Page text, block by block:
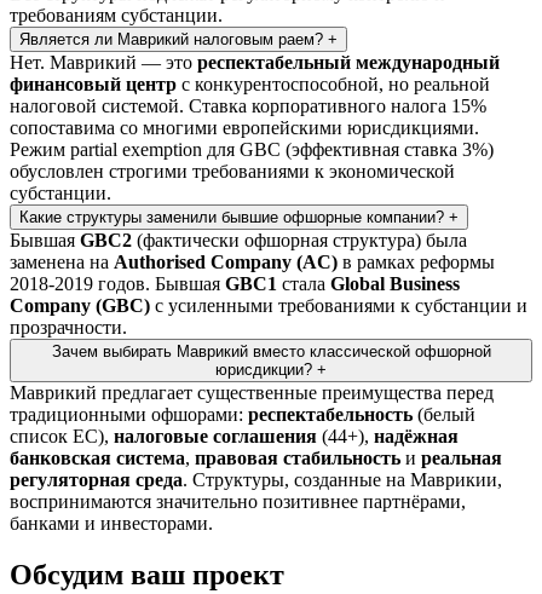
требованиям субстанции.
Является ли Маврикий налоговым раем? +
Нет. Маврикий — это респектабельный международный
финансовый центр с конкурентоспособной, но реальной
налоговой системой. Ставка корпоративного налога 15%
сопоставима со многими европейскими юрисдикциями.
Режим partial exemption для GBC (эффективная ставка 3%)
обусловлен строгими требованиями к экономической
субстанции.
Какие структуры заменили бывшие офшорные компании? +
Бывшая GBC2 (фактически офшорная структура) была
заменена на Authorised Company (AC) в рамках реформы
2018-2019 годов. Бывшая GBC1 стала Global Business
Company (GBC) с усиленными требованиями к субстанции и
прозрачности.
Зачем выбирать Маврикий вместо классической офшорной
юрисдикции? +
Маврикий предлагает существенные преимущества перед
традиционными офшорами: респектабельность (белый
список ЕС), налоговые соглашения (44+), надёжная
банковская система, правовая стабильность и реальная
регуляторная среда. Структуры, созданные на Маврикии,
воспринимаются значительно позитивнее партнёрами,
банками и инвесторами.
Обсудим ваш проект